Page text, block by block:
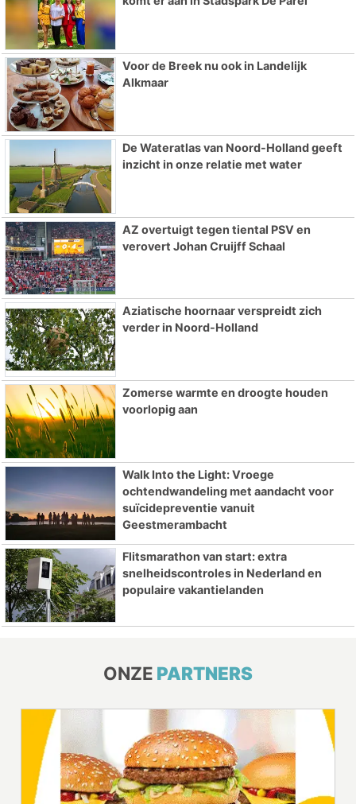
Voor de Breek nu ook in Landelijk
Alkmaar
De Wateratlas van Noord-Holland geeft
inzicht in onze relatie met water
AZ overtuigt tegen tiental PSV en
verovert Johan Cruijff Schaal
Aziatische hoornaar verspreidt zich
verder in Noord-Holland
Zomerse warmte en droogte houden
voorlopig aan
Walk Into the Light: Vroege
ochtendwandeling met aandacht voor
suïcidepreventie vanuit
Geestmerambacht
Flitsmarathon van start: extra
snelheidscontroles in Nederland en
populaire vakantielanden
ONZE PARTNERS